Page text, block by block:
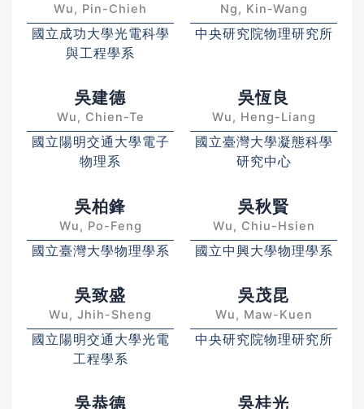
Wu, Pin-Chieh
國立成功大學光電科學
與工程學系
Ng, Kin-Wang
中央研究院物理研究所
吳建德
Wu, Chien-Te
國立陽明交通大學電子
物理系
吳恆良
Wu, Heng-Liang
國立臺灣大學凝態科學
研究中心
吳柏鋒
Wu, Po-Feng
國立臺灣大學物理學系
吳秋賢
Wu, Chiu-Hsien
國立中興大學物理學系
吳致盛
Wu, Jhih-Sheng
國立陽明交通大學光電
工程學系
吳茂昆
Wu, Maw-Kuen
中央研究院物理研究所
吳恭德 吳桂光